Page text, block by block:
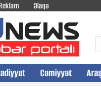
Əlaqə
Cəmiyyət